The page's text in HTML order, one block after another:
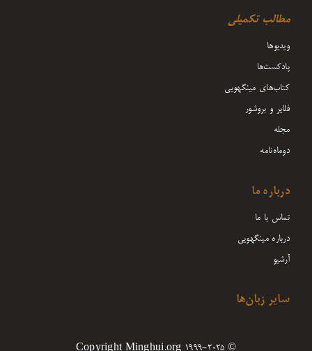
مطالب تکمیلی
ویدیوها
پادکست‌ها
کتاب‌های مینگهویی
فلایر و بروشور
مجله
دوماه‌نامه
درباره ما
تماس با ما
درباره مینگهویی
آرشیو
سایر زبان‌ها
© Copyright Minghui.org 1999-2025